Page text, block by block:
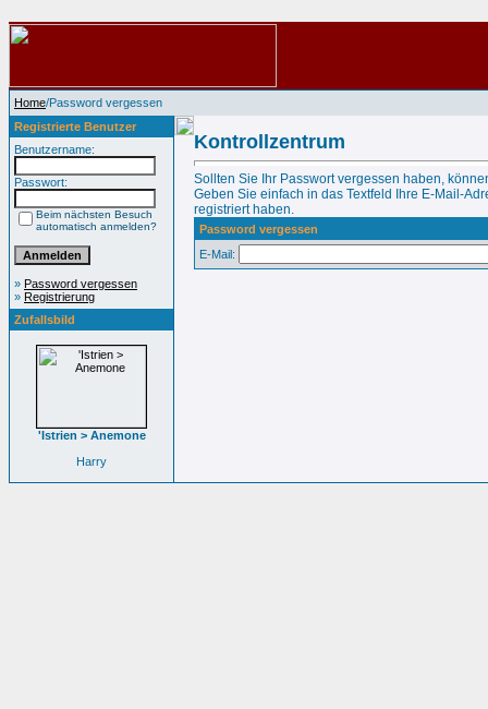
Home/Password vergessen
Registrierte Benutzer
Benutzername:
Passwort:
Beim nächsten Besuch
automatisch anmelden?
» Password vergessen
» Registrierung
Zufallsbild
'Istrien > Anemone
Harry
Kontrollzentrum
Sollten Sie Ihr Passwort vergessen haben,
Geben Sie einfach in das Textfeld Ihre E-Mail-
registriert haben.
Password vergessen
E-Mail: